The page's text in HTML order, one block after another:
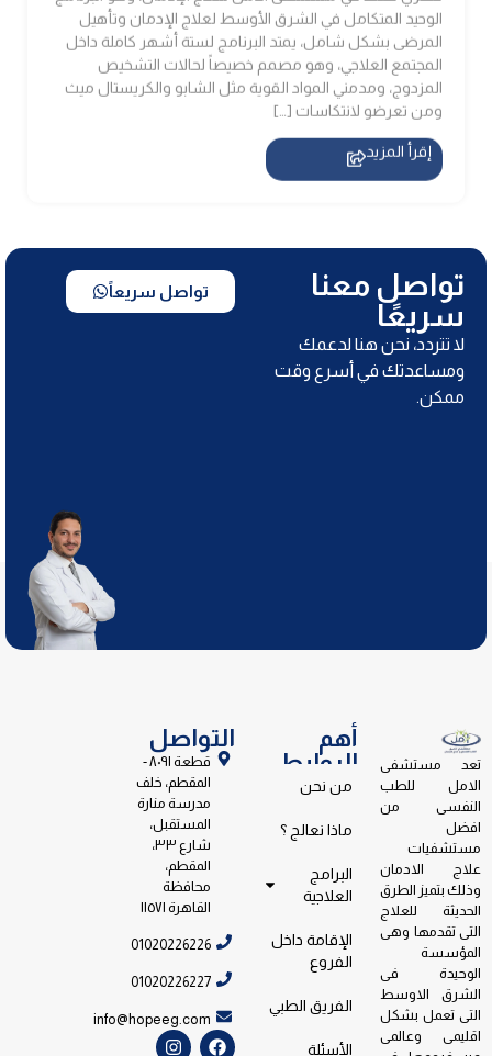
المزدوج، ومدمني المواد القوية مثل الشابو والكريستال ميث
ومن تعرضو لانتكاسات […]
إقرأ المزيد
تواصل معنا
سريعًا
لا تتردد، نحن هنا لدعمك
ومساعدتك في أسرع وقت
ممكن.
تواصل سريعاً
تعد مستشفى
الامل للطب
النفسى من
افضل
مستشفيات
علاج الادمان
وذلك بتميز الطرق
الحديثة للعلاج
التى تقدمها وهى
المؤسسة
الوحيدة فى
الشرق الاوسط
التى تعمل بشكل
اقليمى وعالمى
أهم
الروابط
من نحن
ماذا نعالج ؟
البرامج
العلاجية
الإقامة داخل
الفروع
الفريق الطبي
الأسئلة
التواصل
قطعة ٨٠٩١ -
المقطم، خلف
مدرسة منارة
المستقبل،
شارع ٣٣،
المقطم،
محافظة
القاهرة ١١٥٧١
01020226226
01020226227
info@hopeeg.com